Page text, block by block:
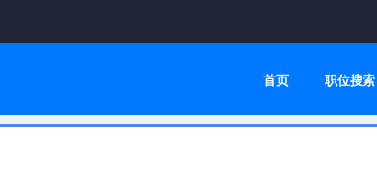
首页 职位搜索